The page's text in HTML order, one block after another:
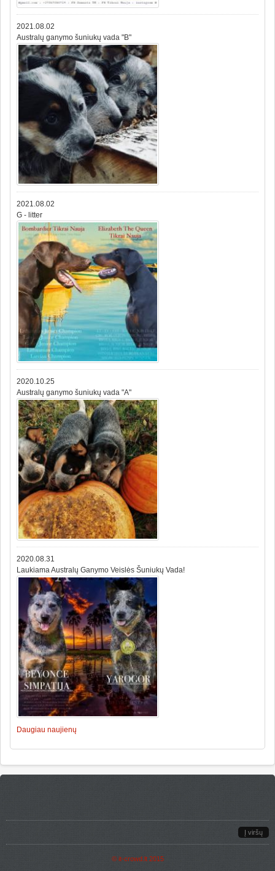
2021.08.02
Australų ganymo šuniukų vada "B"
2021.08.02
G - litter
2020.10.25
Australų ganymo šuniukų vada "A"
2020.08.31
Laukiama Australų Ganymo Veislės Šuniukų Vada!
Daugiau naujienų
Į viršų
© it-crowd.lt2015